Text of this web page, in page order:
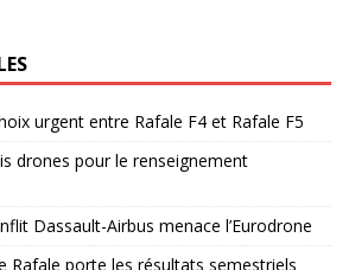
urgent entre Rafale F4 et Rafale F5
drones pour le renseignement
Dassault-Airbus menace l’Eurodrone
Rafale porte les résultats semestriels